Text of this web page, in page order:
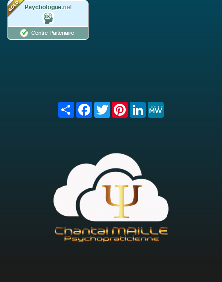
Share FacebookTwitterPinterest
LinkedIn